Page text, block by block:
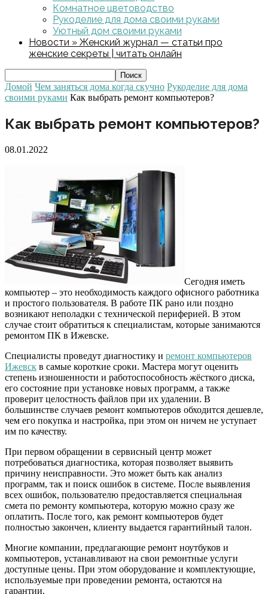
Комнатное цветоводство
Рукоделие для дома своими руками
Уютный дом своими руками
Новости » Женский журнал — статьи про
женские секреты | читать онлайн
Домой Чем заняться дома когда скучно Рукоделие для дома
своими руками Как выбрать ремонт компьютеров?
Как выбрать ремонт компьютеров?
08.01.2022
Сегодня иметь
компьютер – это необходимость каждого офисного работника
и простого пользователя. В работе ПК рано или поздно
возникают неполадки с технической периферией. В этом
случае стоит обратиться к специалистам, которые занимаются
ремонтом ПК в Ижевске.
Специалисты проведут диагностику и ремонт компьютеров
Ижевск в самые короткие сроки. Мастера могут оценить
степень изношенности и работоспособность жёсткого диска,
его состояние при установке новых программ, а также
проверит целостность файлов при их удалении. В
большинстве случаев ремонт компьютеров обходится дешевле,
чем его покупка и настройка, при этом он ничем не уступает
им по качеству.
При первом обращении в сервисный центр может
потребоваться диагностика, которая позволяет выявить
причину неисправности. Это может быть как анализ
программ, так и поиск ошибок в системе. После выявления
всех ошибок, пользователю предоставляется специальная
смета по ремонту компьютера, которую можно сразу же
оплатить. После того, как ремонт компьютеров будет
полностью закончен, клиенту выдается гарантийный талон.
Многие компании, предлагающие ремонт ноутбуков и
компьютеров, устанавливают на свои ремонтные услуги
доступные цены. При этом оборудование и комплектующие,
используемые при проведении ремонта, остаются на
гарантии.